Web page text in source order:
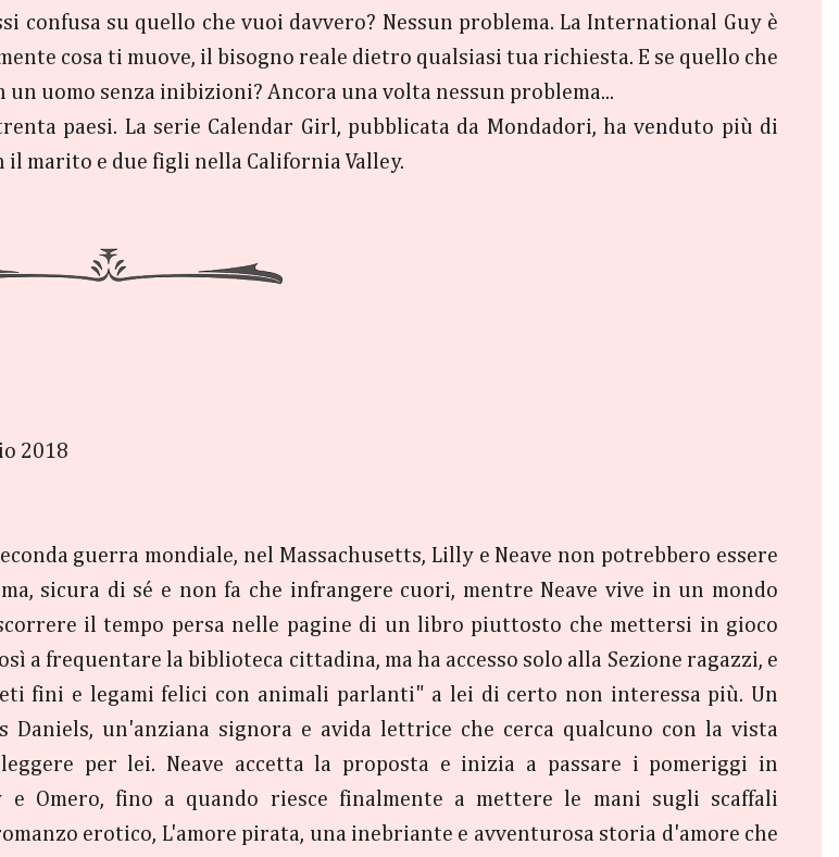
confusa su quello che vuoi davvero? Nessun problema. La International Guy è
cosa ti muove, il bisogno reale dietro qualsiasi tua richiesta. E se quello che
uomo senza inibizioni? Ancora una volta nessun problema...
paesi. La serie Calendar Girl, pubblicata da Mondadori, ha venduto più di
marito e due figli nella California Valley.
2018
guerra mondiale, nel Massachusetts, Lilly e Neave non potrebbero essere
sicura di sé e non fa che infrangere cuori, mentre Neave vive in un mondo
il tempo persa nelle pagine di un libro piuttosto che mettersi in gioco
a frequentare la biblioteca cittadina, ma ha accesso solo alla Sezione ragazzi, e
fini e legami felici con animali parlanti" a lei di certo non interessa più. Un
Daniels, un'anziana signora e avida lettrice che cerca qualcuno con la vista
per lei. Neave accetta la proposta e inizia a passare i pomeriggi in
e Omero, fino a quando riesce finalmente a mettere le mani sugli scaffali
erotico, L'amore pirata, una inebriante e avventurosa storia d'amore che